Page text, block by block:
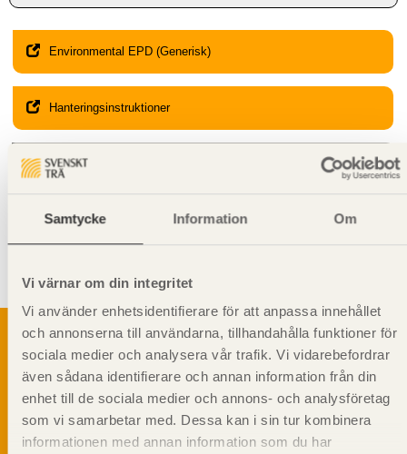
Samtycke Information Om
Vi värnar om din integritet
Vi använder enhetsidentifierare för att anpassa innehållet
och annonserna till användarna, tillhandahålla funktioner för
sociala medier och analysera vår trafik. Vi vidarebefordrar
även sådana identifierare och annan information från din
enhet till de sociala medier och annons- och analysföretag
som vi samarbetar med. Dessa kan i sin tur kombinera
informationen med annan information som du har
Environmental EPD (Generisk)
Hanteringsinstruktioner
Giltighet
Fårinteanvändas ibärandekonstruktion.
Svenskt Träs Produktkatalog är svensk
sågverksnärings digitala produktkatalog för att
beskriva träprodukter och deras unika
egenskaper.